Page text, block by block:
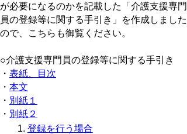
が必要になるのかを記載した「介護支援専門
員の登録等に関する手引き」を作成しました
ので、こちらも御覧ください。
○介護支援専門員の登録等に関する手引き
・ 表紙、目次
・ 本文
・ 別紙１
・ 別紙２
登録を行う場合